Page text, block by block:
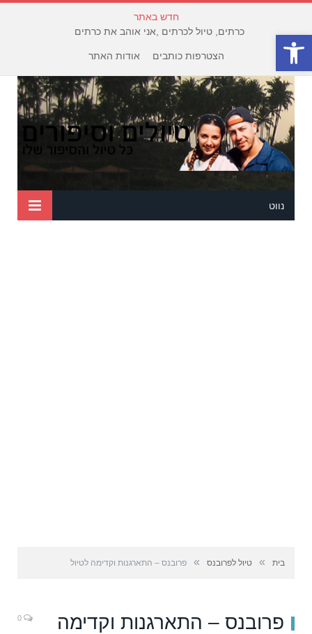
פתח סרגל נגישות
חדש באתר
כרתים, טיול לכרתים ,אני אוהב את כרתים
הצטרפות כותבים אודות האתר
נווט
בית » טיול לפרובנס » פרובנס – התארגנות וקדימה לטיול
פרובנס – התארגנות וקדימה